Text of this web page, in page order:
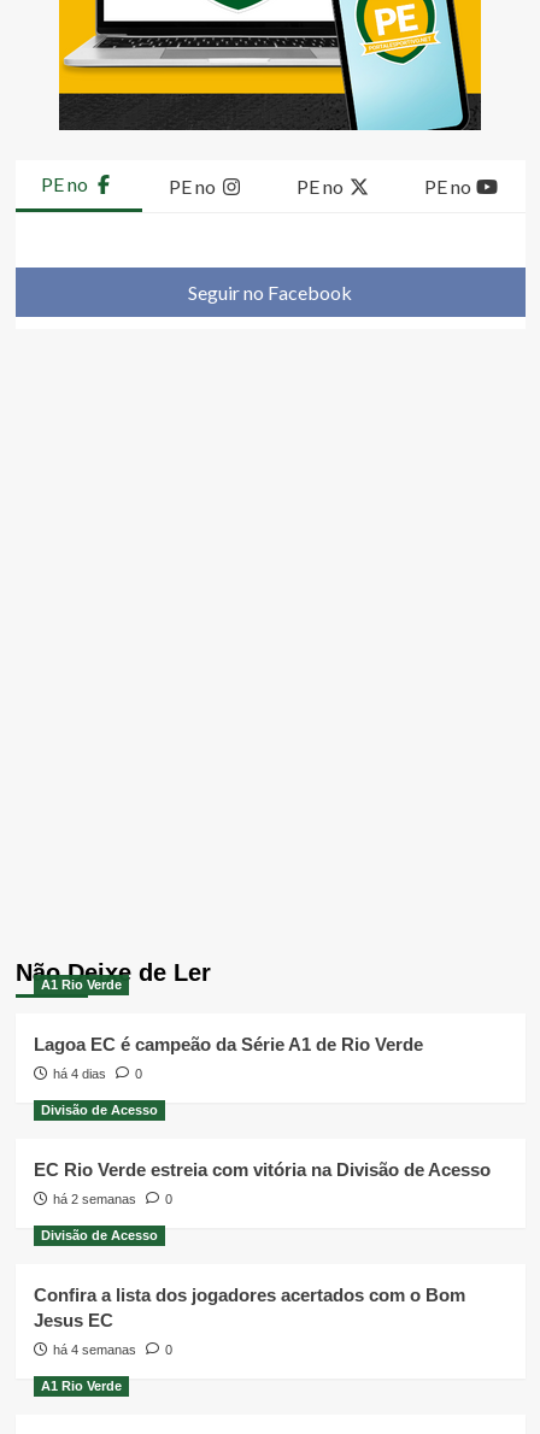
PE no PE no PE no PE no
Seguir no Facebook
Não Deixe de Ler
A1 Rio Verde
Lagoa EC é campeão da Série A1 de Rio Verde
há 4 dias 0
Divisão de Acesso
EC Rio Verde estreia com vitória na Divisão de Acesso
há 2 semanas 0
Divisão de Acesso
Confira a lista dos jogadores acertados com o Bom
Jesus EC
há 4 semanas 0
A1 Rio Verde